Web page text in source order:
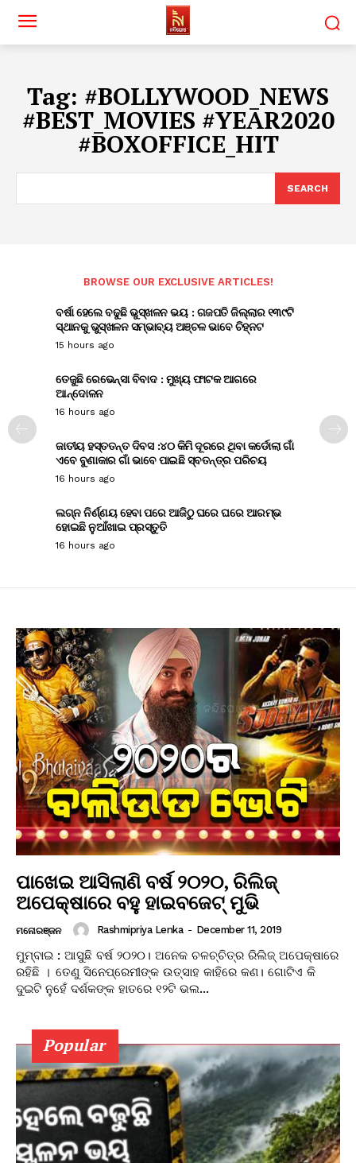
Tag: #BOLLYWOOD_NEWS
#BEST_MOVIES #YEAR2020
#BOXOFFICE_HIT
SEARCH
BROWSE OUR EXCLUSIVE ARTICLES!
ବର୍ଷା ହେଲେ ବଢୁଛି ଭୁସ୍ଖଳନ ଭୟ : ଗଜପତି ଜିଲ୍ଲାର ୧୩୯ଟି
ସ୍ଥାନକୁ ଭୁସ୍ଖଳନ ସମ୍ଭାବ୍ୟ ଅଞ୍ଚଳ ଭାବେ ଚିହ୍ନଟ
15 hours ago
ତେଜୁଛି ରେଭେନ୍ସା ବିବାଦ : ମୁଖ୍ୟ ଫାଟକ ଆଗରେ
ଆନ୍ଦୋଳନ
16 hours ago
ଜାତୀୟ ହସ୍ତତନ୍ତ ଦିବସ :୪୦ କିମି ଦୂରରେ ଥିବା କର୍ଡୋଲା ଗାଁ
ଏବେ ବୁଣାକାର ଗାଁ ଭାବେ ପାଇଛି ସ୍ବତନ୍ତ୍ର ପରିଚୟ
16 hours ago
ଲଗ୍ନ ନିର୍ଣ୍ଣୟ ହେବା ପରେ ଆଜିଠୁ ଘରେ ଘରେ ଆରମ୍ଭ
ହୋଇଛି ନୁଆଁଖାଇ ପ୍ରସ୍ତୁତି
16 hours ago
ପାଖେଇ ଆସିଲାଣି ବର୍ଷ ୨୦୨୦, ରିଲିଜ୍
ଅପେକ୍ଷାରେ ବହୁ ହାଇବଜେଟ୍ ମୁଭି
ମନୋରଞ୍ଜନ Rashmipriya Lenka - December 11, 2019
ମୁମ୍ବାଇ : ଆସୁଛି ବର୍ଷ ୨୦୨୦। ଅନେକ ଚଳଚ୍ଚିତ୍ର ରିଲିଜ୍ ଅପେକ୍ଷାରେ
ରହିଛି । ତେଣୁ ସିନେପ୍ରେମୀଙ୍କ ଉତ୍ସାହ କାହିରେ କଣ। ଗୋଟିଏ କି
ଦୁଇଟି ନୁହେଁ ଦର୍ଶକଙ୍କ ହାତରେ ୧୨ଟି ଭଲ...
Popular